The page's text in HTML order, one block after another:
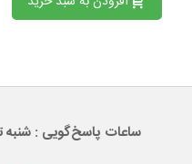
ساعات پاسخ‌گویی : شنبه تا